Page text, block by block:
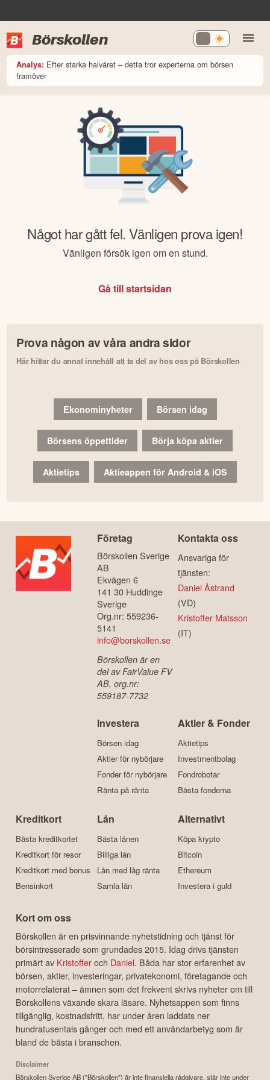
Börskollen
Analys: Efter starka halvåret – detta tror experterna om börsen
framöver
Något har gått fel. Vänligen prova igen!
Vänligen försök igen om en stund.
Gå till startsidan
Prova någon av våra andra sidor
Här hittar du annat innehåll att ta del av hos oss på Börskollen
Ekonominyheter Börsen idag
Börsens öppettider Börja köpa aktier
Aktietips Aktieappen för Android & iOS
Företag
Börskollen Sverige
AB
Ekvägen 6
141 30 Huddinge
Sverige
Org.nr: 559236-
5141
info@borskollen.se
Börskollen är en
del av FairValue FV
AB, org.nr:
559187-7732
Kontakta oss
Ansvariga för
tjänsten:
Daniel Åstrand
(VD)
Kristoffer Matsson
(IT)
Investera
Börsen idag
Aktier för nybörjare
Fonder för nybörjare
Ränta på ränta
Aktier & Fonder
Aktietips
Investmentbolag
Fondrobotar
Bästa fonderna
Kreditkort
Bästa kreditkortet
Kreditkort för resor
Kreditkort med bonus
Bensinkort
Lån
Bästa lånen
Billiga lån
Lån med låg ränta
Samla lån
Alternativt
Köpa krypto
Bitcoin
Ethereum
Investera i guld
Kort om oss
Börskollen är en prisvinnande nyhetstidning och tjänst för
börsintresserade som grundades 2015. Idag drivs tjänsten
primärt av Kristofferoch Daniel. Båda har stor erfarenhet av
börsen, aktier, investeringar, privatekonomi, företagande och
motorrelaterat – ämnen som det frekvent skrivs nyheter om till
Börskollens växande skara läsare. Nyhetsappen som finns
tillgänglig, kostnadsfritt, har under åren laddats ner
hundratusentals gånger och med ett användarbetyg som är
bland de bästa i branschen.
Disclaimer
Börskollen Sverige AB ("Börskollen") är inte finansiella rådgivare, står inte under